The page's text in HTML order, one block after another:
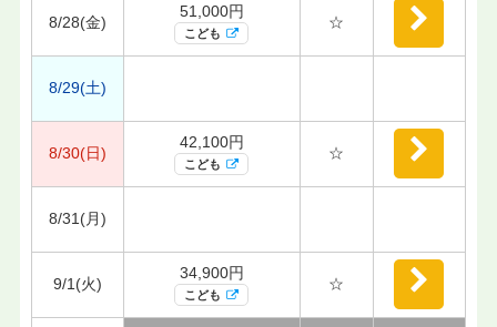
8/28(金)
51,000円
こども
☆
8/29(土)
8/30(日)
42,100円
こども
☆
8/31(月)
9/1(火)
34,900円
こども
☆